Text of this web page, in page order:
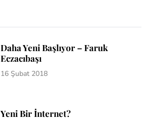
Daha Yeni Başlıyor – Faruk
Eczacıbaşı
16 Şubat 2018
Yeni Bir İnternet?